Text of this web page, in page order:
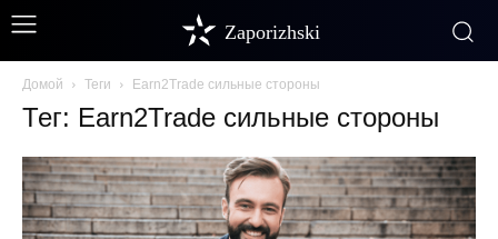
Zaporizhski
Домой Теги Earn2Trade сильные стороны
Тег: Earn2Trade сильные стороны